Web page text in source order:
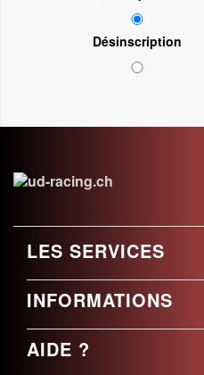
Désinscription
LES SERVICES
INFORMATIONS
AIDE ?